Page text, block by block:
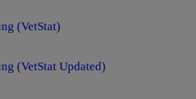
(VetStat)
(VetStat Updated)